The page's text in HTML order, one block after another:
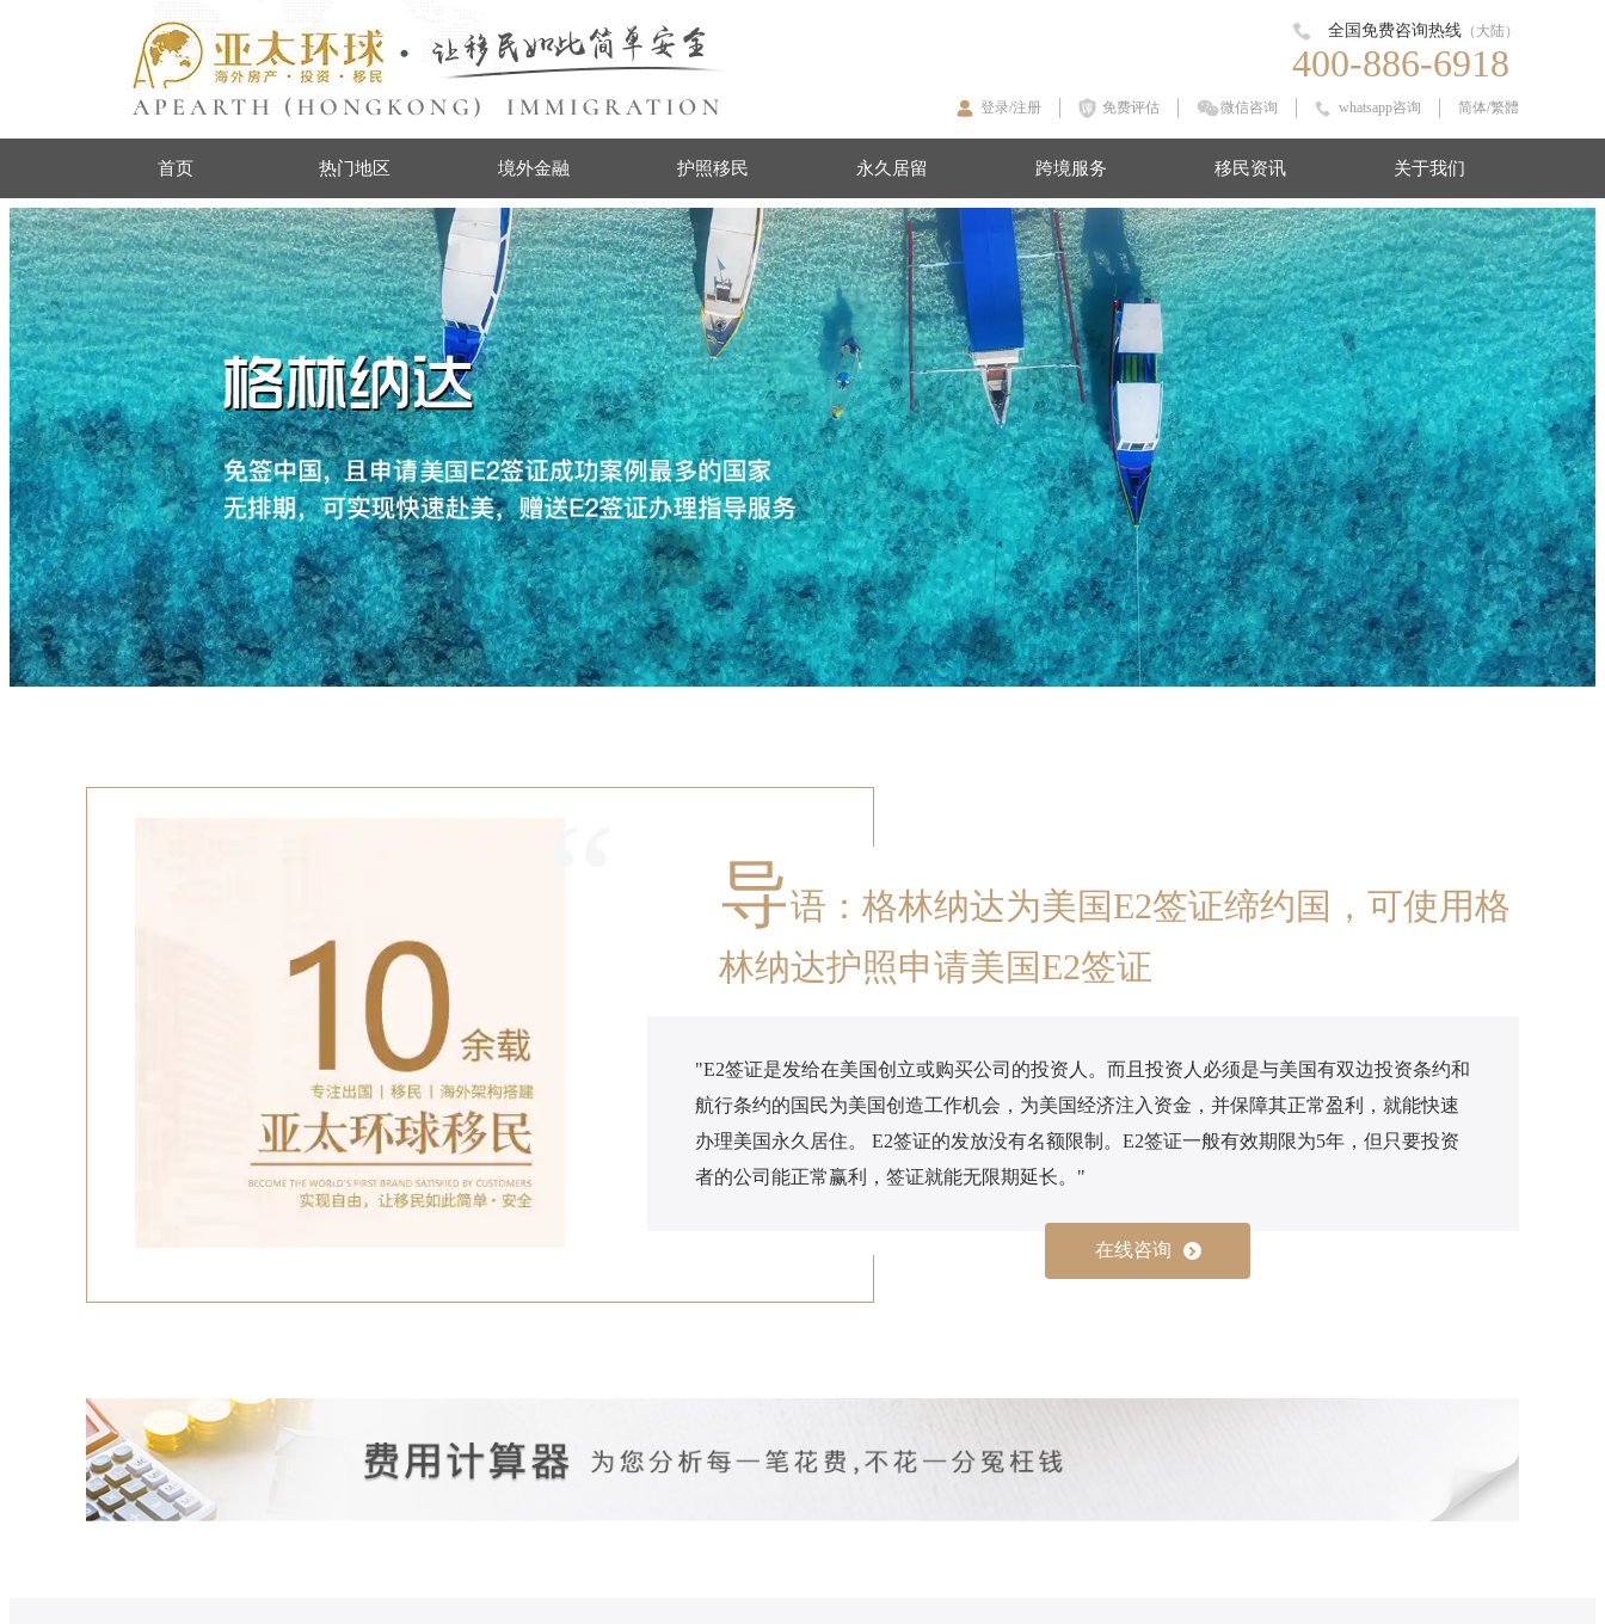
全国免费咨询热线 （大陆）
400-886-6918
登录/注册 免费评估 微信咨询 whatsapp咨询 简体/繁體
首页 热门地区 境外金融 护照移民 永久居留 跨境服务 移民资讯 关于我们
导语：格林纳达为美国E2签证缔约国，可使用格
林纳达护照申请美国E2签证
"E2签证是发给在美国创立或购买公司的投资人。而且投资人必须是与美国有双边投资条约和
航行条约的国民为美国创造工作机会，为美国经济注入资金，并保障其正常盈利，就能快速
办理美国永久居住。 E2签证的发放没有名额限制。E2签证一般有效期限为5年，但只要投资
者的公司能正常赢利，签证就能无限期延长。"
在线咨询